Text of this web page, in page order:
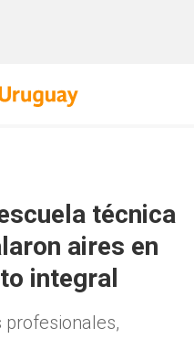
técnica
aires en
integral
profesionales,